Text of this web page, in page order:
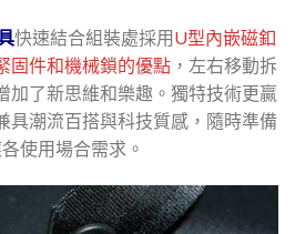
快速結合組裝處採用 U型內嵌磁釦
固件和機械鎖的優點 ，左右移動拆
加了新思維和樂趣。獨特技術更贏
具潮流百搭與科技質感，隨時準備
使用場合需求。